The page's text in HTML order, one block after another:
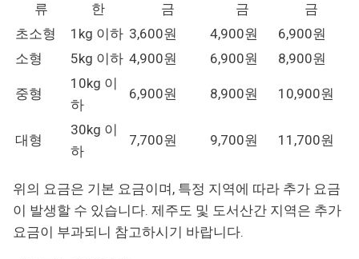
류
한
금
금
금
초소형
1kg 이하 3,600원 4,900원
6,900원
소형
5kg 이하 4,900원 6,900원 8,900원
중형
10kg 이
하
6,900원 8,900원 10,900원
대형
30kg 이
하
7,700원 9,700원 11,700원
위의 요금은 기본 요금이며, 특정 지역에 따라 추가 요금
이 발생할 수 있습니다. 제주도 및 도서산간 지역은 추가
요금이 부과되니 참고하시기 바랍니다.